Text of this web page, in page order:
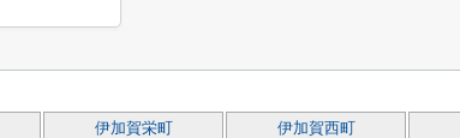
伊加賀栄町 伊加賀西町